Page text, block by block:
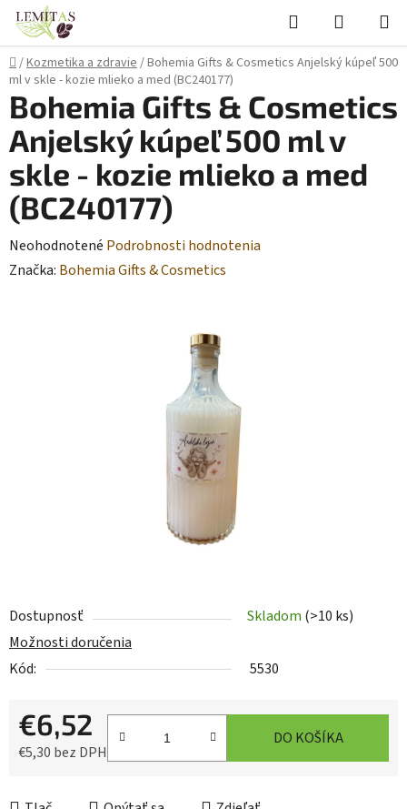
Prejsť
obsah
Hľadať
KOŠÍK
Domov
/Kozmetika a zdravie/Bohemia Gifts & Cosmetics Anjelský kúpeľ 500
ml v skle - kozie mlieko a med (BC240177)
Dostupnosť Skladom (>10 ks)
Možnosti doručenia
Kód:
5530
€6,52
€5,30 bez DPH
DO KOŠÍKA
Bohemia Gifts & Cosmetics
Anjelský kúpeľ 500 ml v
skle - kozie mlieko a med
(BC240177)
Priemerné
hodnotenie
Neohodnotené Podrobnosti hodnotenia
Značka: Bohemia Gifts & Cosmetics